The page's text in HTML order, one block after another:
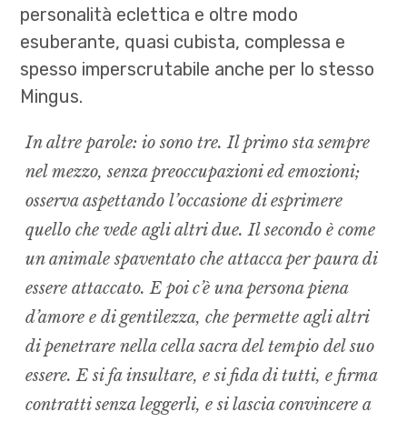
personalità eclettica e oltre modo
esuberante, quasi cubista, complessa e
spesso imperscrutabile anche per lo stesso
Mingus.
In altre parole: io sono tre. Il primo sta sempre
nel mezzo, senza preoccupazioni ed emozioni;
osserva aspettando l’occasione di esprimere
quello che vede agli altri due. Il secondo è come
un animale spaventato che attacca per paura di
essere attaccato. E poi c’è una persona piena
d’amore e di gentilezza, che permette agli altri
di penetrare nella cella sacra del tempio del suo
essere. E si fa insultare, e si fida di tutti, e firma
contratti senza leggerli, e si lascia convincere a